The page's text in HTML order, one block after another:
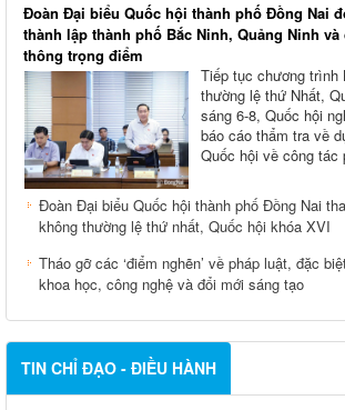
Đoàn Đại biểu Quốc hội thành phố Đồng Nai
thành lập thành phố Bắc Ninh, Quảng Ninh
thông trọng điểm
Tiếp tục chương trình
thường lệ thứ Nhất,
sáng 6-8, Quốc hội
báo cáo thẩm tra về
Quốc hội về công tác
Đoàn Đại biểu Quốc hội thành phố Đồng Nai
không thường lệ thứ nhất, Quốc hội khóa XVI
Tháo gỡ các ‘điểm nghẽn’ về pháp luật, đặc
khoa học, công nghệ và đổi mới sáng tạo
TIN CHỈ ĐẠO - ĐIỀU HÀNH